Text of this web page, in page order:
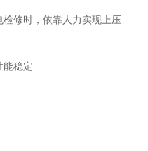
修时，依靠人力实现上压
能稳定